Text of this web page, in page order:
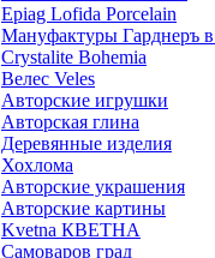
Epiag Lofida Porcelain
Мануфактуры Гарднеръ
Crystalite Bohemia
Велес Veles
Авторские игрушки
Авторская глина
Деревянные изделия
Хохлома
Авторские украшения
Авторские картины
Kvetna КВЕТНА
Самоваров град